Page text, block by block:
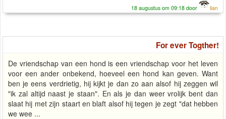
18 augustus om 09:18 door lian
For ever Togther!
De vriendschap van een hond is een vriendschap voor het leven
voor een ander onbekend, hoeveel een hond kan geven. Want
ben je eens verdrietig, hij kijkt je dan zo aan alsof hij zeggen wil
"ik zal altijd naast je staan". En als je dan weer vrolijk bent dan
slaat hij met zijn staart en blaft alsof hij tegen je zegt "dat hebben
we wee ...